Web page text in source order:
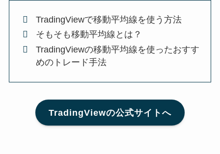
TradingViewで移動平均線を使う方法
そもそも移動平均線とは？
TradingViewの移動平均線を使ったおすす
めのトレード手法
TradingViewの公式サイトへ